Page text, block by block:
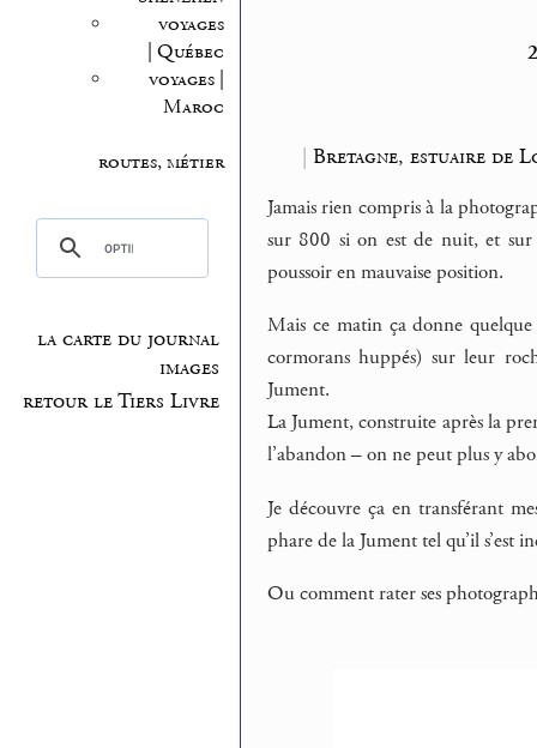
voyages
| Québec
voyages |
Maroc
routes, métier
la carte du journal
images
retour le Tiers Livre
| Bretagne, estuaire de
Jamais rien compris à la
sur 800 si on est de nuit, et sur
poussoir en mauvaise position.
Mais ce matin ça donne
cormorans huppés) sur leur
Jument.
La Jument, construite après la
l’abandon – on ne peut plus y
Je découvre ça en transférant
phare de la Jument tel qu’il s’est
Ou comment rater ses